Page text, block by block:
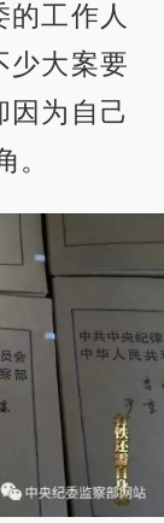
工作人
少大案要
因为自己
。